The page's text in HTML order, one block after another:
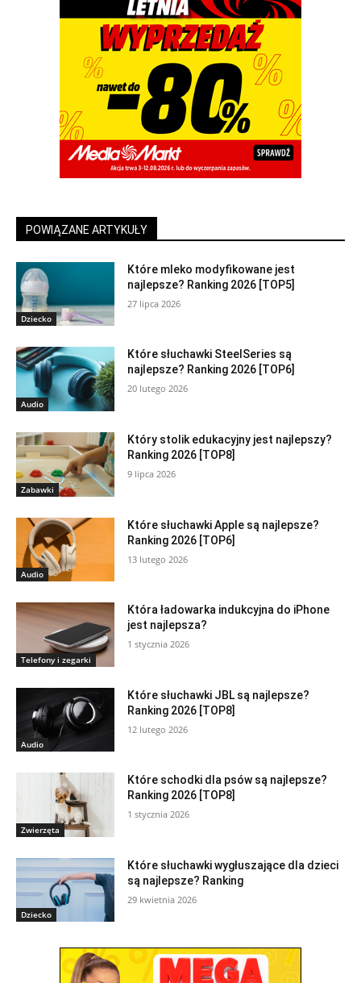
POWIĄZANE ARTYKUŁY
Dziecko
Które mleko modyfikowane jest
najlepsze? Ranking 2026 [TOP5]
27 lipca 2026
Audio
Które słuchawki SteelSeries są
najlepsze? Ranking 2026 [TOP6]
20 lutego 2026
Zabawki
Który stolik edukacyjny jest najlepszy?
Ranking 2026 [TOP8]
9 lipca 2026
Audio
Które słuchawki Apple są najlepsze?
Ranking 2026 [TOP6]
13 lutego 2026
Telefony i zegarki
Która ładowarka indukcyjna do iPhone
jest najlepsza?
1 stycznia 2026
Audio
Które słuchawki JBL są najlepsze?
Ranking 2026 [TOP8]
12 lutego 2026
Zwierzęta
Które schodki dla psów są najlepsze?
Ranking 2026 [TOP8]
1 stycznia 2026
Dziecko
Które słuchawki wygłuszające dla dzieci
są najlepsze? Ranking
29 kwietnia 2026